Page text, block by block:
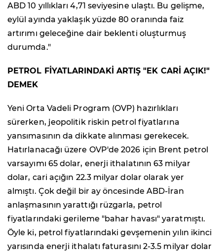
ABD 10 yıllıkları 4,71 seviyesine ulaştı. Bu gelişme,
eylül ayında yaklaşık yüzde 80 oranında faiz
artırımı geleceğine dair beklenti oluşturmuş
durumda."
PETROL FİYATLARINDAKİ ARTIŞ "EK CARİ AÇIK!"
DEMEK
Yeni Orta Vadeli Program (OVP) hazırlıkları
sürerken, jeopolitik riskin petrol fiyatlarına
yansımasının da dikkate alınması gerekecek.
Hatırlanacağı üzere OVP'de 2026 için Brent petrol
varsayımı 65 dolar, enerji ithalatının 63 milyar
dolar, cari açığın 22.3 milyar dolar olarak yer
almıştı. Çok değil bir ay öncesinde ABD-İran
anlaşmasının yarattığı rüzgarla, petrol
fiyatlarındaki gerileme "bahar havası" yaratmıştı.
Öyle ki, petrol fiyatlarındaki gevşemenin yılın ikinci
yarısında enerji ithalatı faturasını 2-3.5 milyar dolar